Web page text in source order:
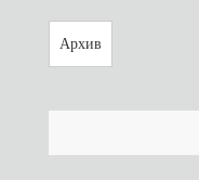
Архив